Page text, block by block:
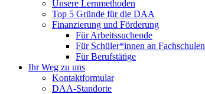
Unsere Lernmethoden
Top 5 Gründe für die DAA
Finanzierung und Förderung
Für Arbeitssuchende
Für Schüler*innen an Fachschulen
Für Berufstätige
Ihr Weg zu uns
Kontaktformular
DAA-Standorte